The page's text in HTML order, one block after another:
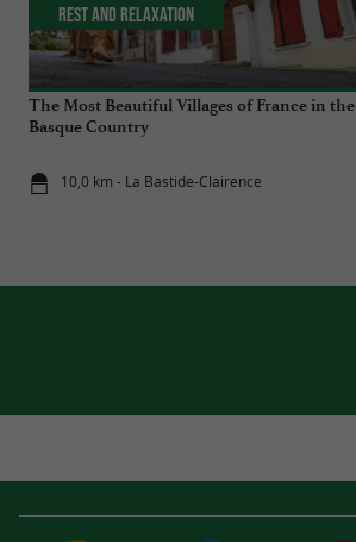
The Most Beautiful Villages of France in the
Basque Country
10,0 km - La Bastide-Clairence
Rest and relaxation